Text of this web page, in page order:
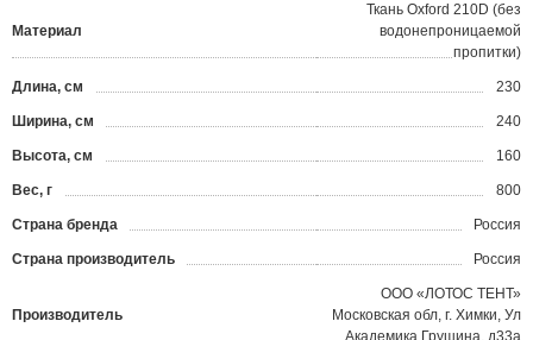
Материал
Ткань Oxford 210D (без
водонепроницаемой
пропитки)
Длина, см 230
Ширина, см 240
Высота, см 160
Вес, г 800
Страна бренда Россия
Страна производитель Россия
Производитель
ООО «ЛОТОС ТЕНТ»
Московская обл, г. Химки, Ул
Академика Грушина, д33а